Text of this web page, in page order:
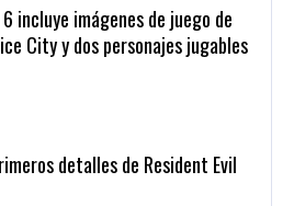
incluye imágenes de juego de
City y dos personajes jugables
detalles de Resident Evil